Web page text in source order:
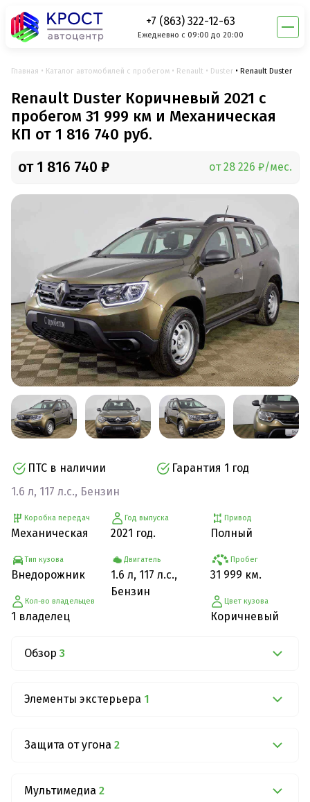
+7 (863) 322-12-63
Ежедневно с 09:00 до 20:00
Главная Каталог автомобилей с пробегом Renault Duster Renault Duster
Renault Duster Коричневый 2021 с
пробегом 31 999 км и Механическая
КП от 1 816 740 руб.
от 1 816 740 ₽ от 28 226 ₽/мес.
ПТС в наличии
Гарантия 1 год
1.6 л, 117 л.с., Бензин
Коробка передач
Механическая
Тип кузова
Внедорожник
Кол-во владельцев
1 владелец
Год выпуска
2021 год.
Двигатель
1.6 л, 117 л.с.,
Бензин
Привод
Полный
Пробег
31 999 км.
Цвет кузова
Коричневый
Обзор 3
Элементы экстерьера 1
Защита от угона 2
Мультимедиа 2